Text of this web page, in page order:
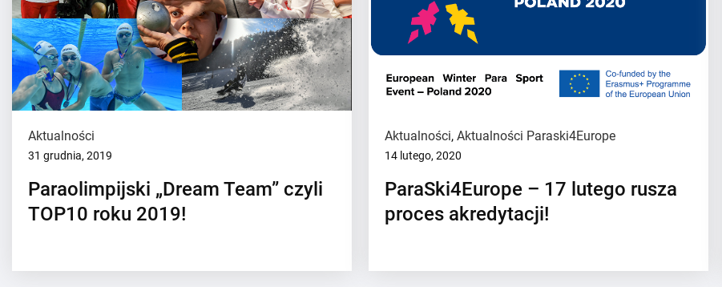
Aktualności
31 grudnia, 2019
Paraolimpijski „Dream Team” czyli
TOP10 roku 2019!
Aktualności,Aktualności Paraski4Europe
14 lutego, 2020
ParaSki4Europe – 17 lutego rusza
proces akredytacji!